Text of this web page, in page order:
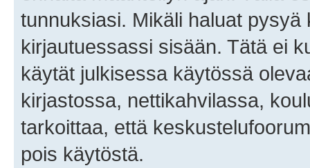
tunnuksiasi. Mikäli haluat
kirjautuessassi sisään. Tätä ei
käytät julkisessa käytössä
kirjastossa, nettikahvilassa,
tarkoittaa, että
pois käytöstä.